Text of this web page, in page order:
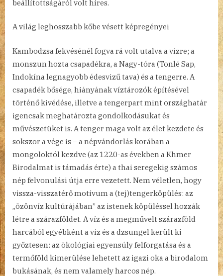
beállítottságáról volt híres.
A világ leghosszabb kőbe vésett képregényei
Kambodzsa fekvésénél fogva rá volt utalva a vízre; a
monszun hozta csapadékra, a Nagy-tóra (Tonlé Sap,
Indokína legnagyobb édesvizű tava) és a tengerre. A
csapadék bősége, hiányának víztározók építésével
történő kivédése, illetve a tengerpart mint országhatár
igencsak meghatározta gondolkodásukat és
művészetüket is. A tenger maga volt az élet kezdete és
sokszor a vége is – a népvándorlás korában a
mongoloktól kezdve (az 1220-as években a Khmer
Birodalmat is támadás érte) a thai seregekig számos
nép felvonulási útja erre vezetett. Nem véletlen, hogy
vissza-visszatérő motívum a (tej)tengerköpülés: az
„özönvíz kultúrájában” az istenek köpüléssel hozzák
létre a szárazföldet. A víz és a megművelt szárazföld
harcából egyébként a víz és a dzsungel került ki
győztesen: az ökológiai egyensúly felforgatása és a
termőföld kimerülése lehetett az igazi oka a birodalom
bukásának, és nem valamely harcos nép.